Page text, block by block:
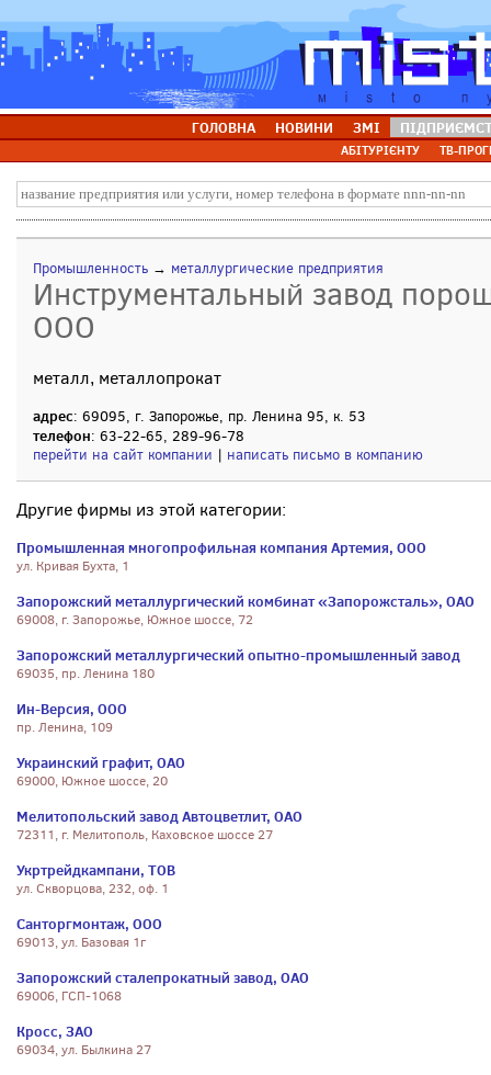
ГОЛОВНА НОВИНИ ЗМІ
АБІТУРІЄНТУ ТВ-
Промышленность → металлургические предприятия
Инструментальный завод
ООО
металл, металлопрокат
адрес: 69095, г. Запорожье, пр. Ленина 95, к. 53
телефон: 63-22-65, 289-96-78
перейти на сайт компании | написать письмо в компанию
Другие фирмы из этой категории:
Промышленная многопрофильная компания Артемия, ООО
ул. Кривая Бухта, 1
Запорожский металлургический комбинат «Запорожсталь», ОАО
69008, г. Запорожье, Южное шоссе, 72
Запорожский металлургический опытно-промышленный завод
69035, пр. Ленина 180
Ин-Версия, ООО
пр. Ленина, 109
Украинский графит, ОАО
69000, Южное шоссе, 20
Мелитопольский завод Автоцветлит, ОАО
72311, г. Мелитополь, Каховское шоссе 27
Укртрейдкампани, ТОВ
ул. Скворцова, 232, оф. 1
Санторгмонтаж, ООО
69013, ул. Базовая 1г
Запорожский сталепрокатный завод, ОАО
69006, ГСП-1068
Кросс, ЗАО
69034, ул. Былкина 27